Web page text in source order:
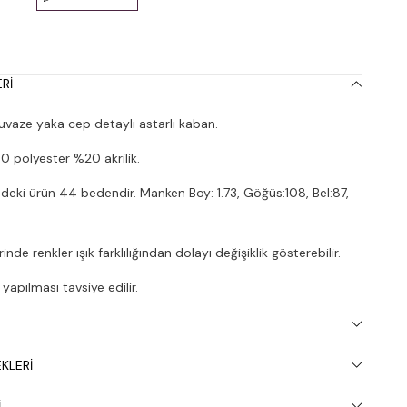
yaka cep detaylı astarlı kaban.
polyester %20 akrilik.
ürün 44 bedendir. Manken Boy: 1.73, Göğüs:108, Bel:87,
renkler ışık farklılığından dolayı değişiklik gösterebilir.
tavsiye edilir.